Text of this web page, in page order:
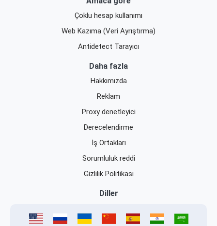
Çoklu hesap kullanımı
Web Kazıma (Veri Ayrıştırma)
Antidetect Tarayıcı
Daha fazla
Hakkımızda
Reklam
Proxy denetleyici
Derecelendirme
İş Ortakları
Sorumluluk reddi
Gizlilik Politikası
Diller